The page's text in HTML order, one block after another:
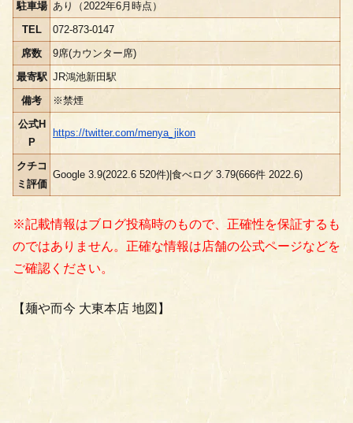
駐車場 あり（2022年6月時点）
TEL
072-873-0147
席数
9席(カウンター席)
最寄駅 JR鴻池新田駅
備考
※禁煙
公式H
P
https://twitter.com/menya_jikon
クチコ
ミ評価
Google 3.9(2022.6 520件)|食べログ 3.79(666件 2022.6)
※記載情報はブログ投稿時のもので、正確性を保証するも
のではありません。正確な情報は店舗の公式ページなどを
ご確認ください。
【麺や而今 大東本店 地図】